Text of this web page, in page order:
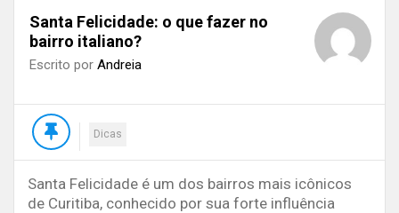
Santa Felicidade: o que fazer no
bairro italiano?
Escrito por Andreia
Dicas
Santa Felicidade é um dos bairros mais icônicos
de Curitiba, conhecido por sua forte influência